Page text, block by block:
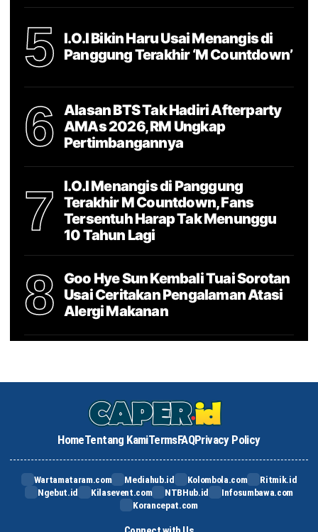
5
I.O.I Bikin Haru Usai Menangis di
Panggung Terakhir ‘M Countdown’
6
Alasan BTS Tak Hadiri Afterparty
AMAs 2026, RM Ungkap
Pertimbangannya
7
I.O.I Menangis di Panggung
Terakhir M Countdown, Fans
Tersentuh Harap Tak Menunggu
10 Tahun Lagi
8
Goo Hye Sun Kembali Tuai Sorotan
Usai Ceritakan Pengalaman Atasi
Alergi Makanan
HomeTentang KamiTermsFAQPrivacy Policy
Wartamataram.com Mediahub.id Kolombola.com
Ritmik.id
Ngebut.id
Kilasevent.com NTBHub.id
Infosumbawa.com
Korancepat.com